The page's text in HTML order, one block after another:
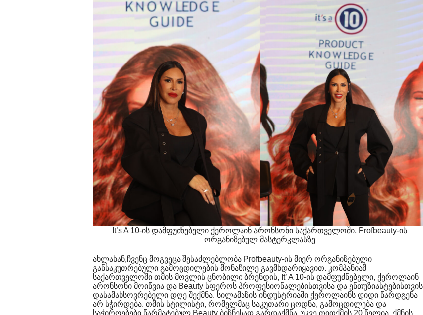
It’s A 10-ის დამფუძნებელი ქეროლაინ არონსონი საქართველოში, Profbeauty-ის
ორგანიზებულ მასტერკლასზე
ახლახან,ჩვენც მოგვეცა შესაძლებლობა Profbeauty-ის მიერ ორგანიზებული
განსაკუთრებული გამოცდილების მონაწილე გავმხდარიყავით. კომპანიამ
საქართველოში თმის მოვლის ცნობილი ბრენდის, It’ A 10-ის დამფუძნებელი, ქეროლაინ
არონსონი მოიწვია და Beauty სფეროს პროფესიონალებისთვისა და ენთუზიასტებისთვის
დასამახსოვრებელი დღე შექმნა. სილამაზის ინდუსტრიაში ქეროლაინს დიდი წარდგენა
არ სჭირდება. თმის სტილისტი, რომელმაც საკუთარი ცოდნა, გამოცდილება და
საჭიროებები წარმატებულ Beauty ბიზნესად გარდაქმნა, უკვე თითქმის 20 წელია, ქმნის